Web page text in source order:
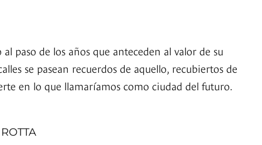
paso de los años que anteceden al valor de su
se pasean recuerdos de aquello, recubiertos de
en lo que llamaríamos como ciudad del futuro.